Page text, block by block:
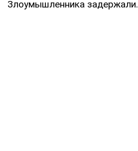
Злоумышленника задержали.